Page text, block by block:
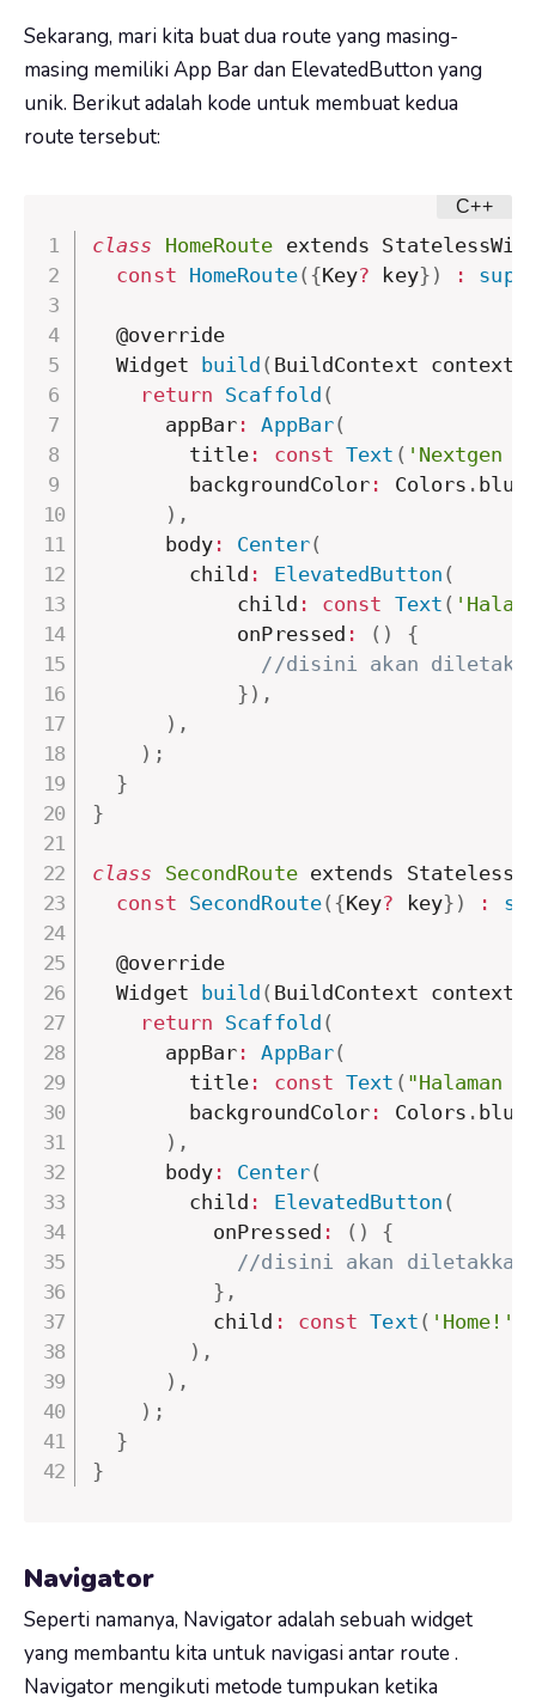
Sekarang, mari kita buat dua route yang masing-
masing memiliki App Bar dan ElevatedButton yang
unik. Berikut adalah kode untuk membuat kedua
route tersebut:
class HomeRoute extends
const HomeRoute( {Key? key} ) :
  @override
  Widget
build ( BuildContext context
return Scaffold (
      appBar
: AppBar(
        title
: const Text ( 'Nextgen
        backgroundColor
: Colors . blue
) ,
      body
: Center(
        child
: ElevatedButton (
            child
: const Text (
            onPressed
: ( )
{
//disini akan
} ) ,
) ,
) ;
}
}
class SecondRoute extends
const SecondRoute( {Key? key} ) :
  @override
  Widget
build ( BuildContext context
return Scaffold (
      appBar
: AppBar(
        title
: const Text ( "Halaman
        backgroundColor
: Colors . blue
) ,
      body
: Center(
        child
: ElevatedButton (
          onPressed
: ( )
{
//disini akan diletakkan
} ,
          child
: const Text ( 'Home!'
) ,
) ,
) ;
}
}
Navigator
Seperti namanya, Navigator adalah sebuah widget
yang membantu kita untuk navigasi antar route .
Navigator mengikuti metode tumpukan ketika